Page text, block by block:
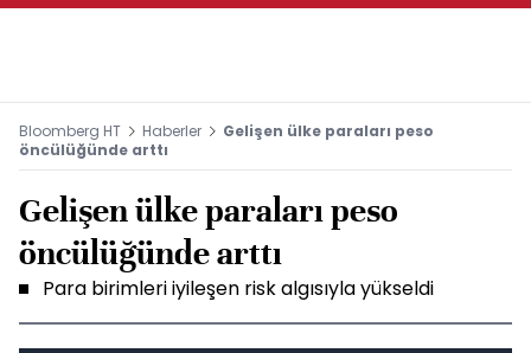
Bloomberg HT Haberler
Gelişen ülke paraları peso
öncülüğünde arttı
Gelişen ülke paraları peso
öncülüğünde arttı
Para birimleri iyileşen risk algısıyla yükseldi